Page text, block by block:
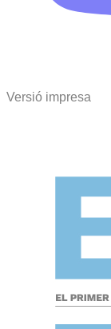
Versió impresa